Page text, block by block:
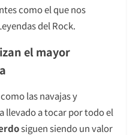
como el que nos
del Rock.
el mayor
las navajas y
llevado a tocar por todo el
siguen siendo un valor